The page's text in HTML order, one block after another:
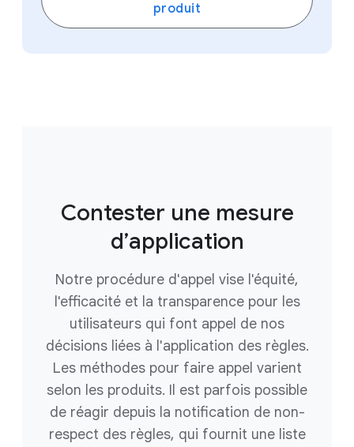
produit
Contester une mesure
d’application
Notre procédure d'appel vise l'équité,
l'efficacité et la transparence pour les
utilisateurs qui font appel de nos
décisions liées à l'application des règles.
Les méthodes pour faire appel varient
selon les produits. Il est parfois possible
de réagir depuis la notification de non-
respect des règles, qui fournit une liste